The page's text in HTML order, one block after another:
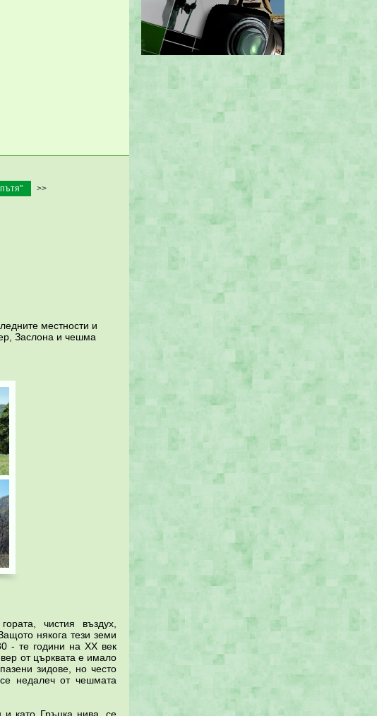
>>
местности и
Заслона и чешма
чистия въздух,
някога тези земи
- те години на XX век
от църквата е имало
зидове, но често
недалеч от чешмата